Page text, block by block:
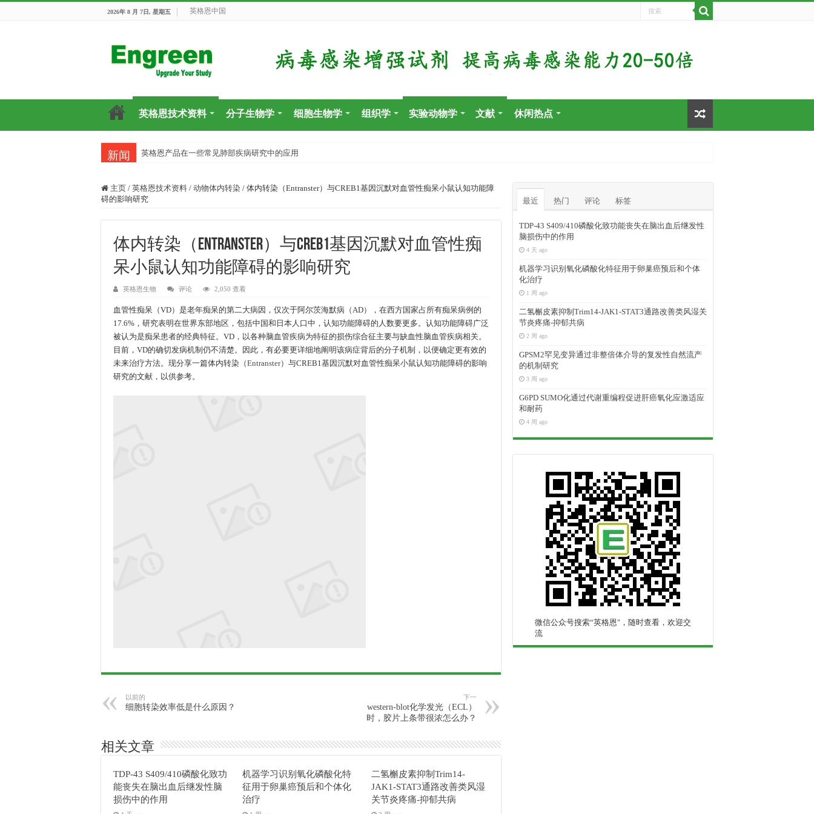
2026年 8 月 7日, 星期五 英格恩中国
英格恩技术资料 分子生物学 细胞生物学 组织学 实验动物学 文献 休闲热点
新闻 英格恩产品在一些常见肺部疾病研究中的应用
主页 / 英格恩技术资料 / 动物体内转染 / 体内转染（Entranster）与CREB1基因沉默对血管性痴呆小鼠认知功能障
碍的影响研究
体内转染（Entranster）与CREB1基因沉默对血管性痴
呆小鼠认知功能障碍的影响研究
英格恩生物 评论 2,050 查看
血管性痴呆（VD）是老年痴呆的第二大病因，仅次于阿尔茨海默病（AD），在西方国家占所有痴呆病例的
17.6%，研究表明在世界东部地区，包括中国和日本人口中，认知功能障碍的人数要更多。认知功能障碍广泛
被认为是痴呆患者的经典特征。VD，以各种脑血管疾病为特征的损伤综合征主要与缺血性脑血管疾病相关。
目前，VD的确切发病机制仍不清楚。因此，有必要更详细地阐明该病症背后的分子机制，以便确定更有效的
未来治疗方法。现分享一篇体内转染（Entranster）与CREB1基因沉默对血管性痴呆小鼠认知功能障碍的影响
研究的文献，以供参考。
以前的
细胞转染效率低是什么原因？
下一
western-blot化学发光（ECL）
时，胶片上条带很浓怎么办？
相关文章
TDP-43 S409/410磷酸化致功
能丧失在脑出血后继发性脑
损伤中的作用
机器学习识别氧化磷酸化特
征用于卵巢癌预后和个体化
治疗
二氢槲皮素抑制Trim14-
JAK1-STAT3通路改善类风湿
关节炎疼痛-抑郁共病
最近 热门 评论 标签
TDP-43 S409/410磷酸化致功能丧失在脑出血后继发性
脑损伤中的作用
4 天 ago
机器学习识别氧化磷酸化特征用于卵巢癌预后和个体
化治疗
1 周 ago
二氢槲皮素抑制Trim14-JAK1-STAT3通路改善类风湿关
节炎疼痛-抑郁共病
2 周 ago
GPSM2罕见变异通过非整倍体介导的复发性自然流产
的机制研究
3 周 ago
G6PD SUMO化通过代谢重编程促进肝癌氧化应激适应
和耐药
4 周 ago
微信公众号搜索“英格恩"，随时查看，欢迎交
流